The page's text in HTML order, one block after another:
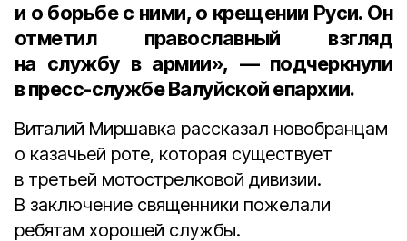
и о борьбе с ними, о крещении Руси. Он
отметил православный взгляд
на службу в армии», — подчеркнули
в пресс-службе Валуйской епархии.
Виталий Миршавка рассказал новобранцам
о казачьей роте, которая существует
в третьей мотострелковой дивизии.
В заключение священники пожелали
ребятам хорошей службы.